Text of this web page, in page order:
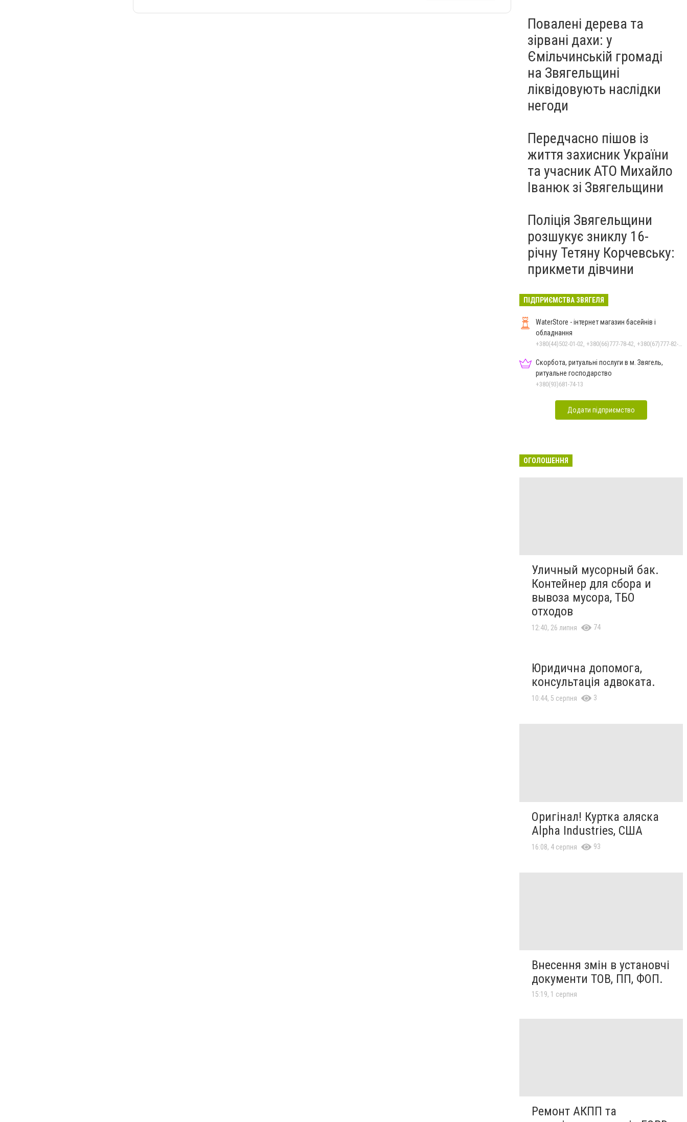
Повалені дерева та
зірвані дахи: у
Ємільчинській громаді
на Звягельщині
ліквідовують наслідки
негоди
Передчасно пішов із
життя захисник України
та учасник АТО Михайло
Іванюк зі Звягельщини
Поліція Звягельщини
розшукує зниклу 16-
річну Тетяну Корчевську:
прикмети дівчини
ПІДПРИЄМСТВА ЗВЯГЕЛЯ
WaterStore - інтернет магазин басейнів і
обладнання
+380(44)502-01-02, +380(66)777-78-42, +380(67)777-82-19, +380(67)890-80-80, +380(73)890-80-80, +380(44)502-01-03
Скорбота, ритуальні послуги в м. Звягель,
ритуальне господарство
+380(93)681-74-13
Додати підприємство
ОГОЛОШЕННЯ
Уличный мусорный бак.
Контейнер для сбора и
вывоза мусора, ТБО
отходов
12:40, 26 липня 74
Юридична допомога,
консультація адвоката.
10:44, 5 серпня 3
Оригінал! Куртка аляска
Alpha Industries, США
16:08, 4 серпня 93
Внесення змін в установчі
документи ТОВ, ПП, ФОП.
15:19, 1 серпня
Ремонт АКПП та